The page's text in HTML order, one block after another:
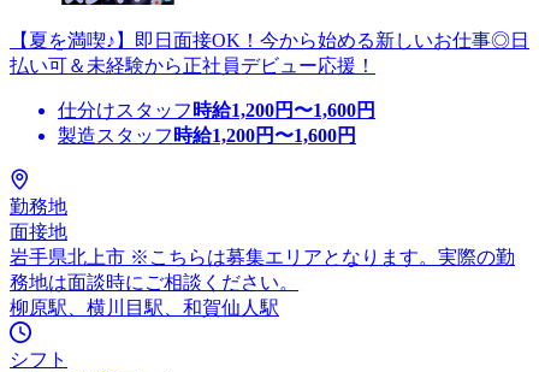
【夏を満喫♪】即日面接OK！今から始める新しいお仕事◎日
払い可＆未経験から正社員デビュー応援！
仕分けスタッフ 時給1,200円〜1,600円
製造スタッフ 時給1,200円〜1,600円
勤務地
面接地
岩手県北上市 ※こちらは募集エリアとなります。実際の勤
務地は面談時にご相談ください。
柳原駅、横川目駅、和賀仙人駅
シフト